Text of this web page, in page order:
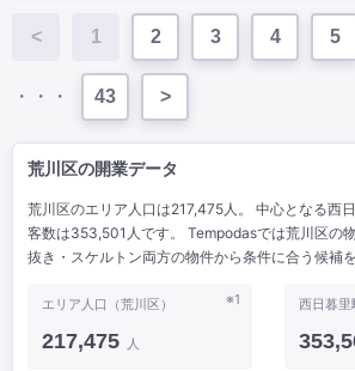
< 1 2 3 4 5
・・・ 43 >
荒川区の開業データ
荒川区のエリア人口は217,475人。 中心となる西
客数は353,501人です。 Tempodasでは荒川区の
抜き・スケルトン両方の物件から条件に合う候補
※1
エリア人口（荒川区）
217,475 人
西日暮里